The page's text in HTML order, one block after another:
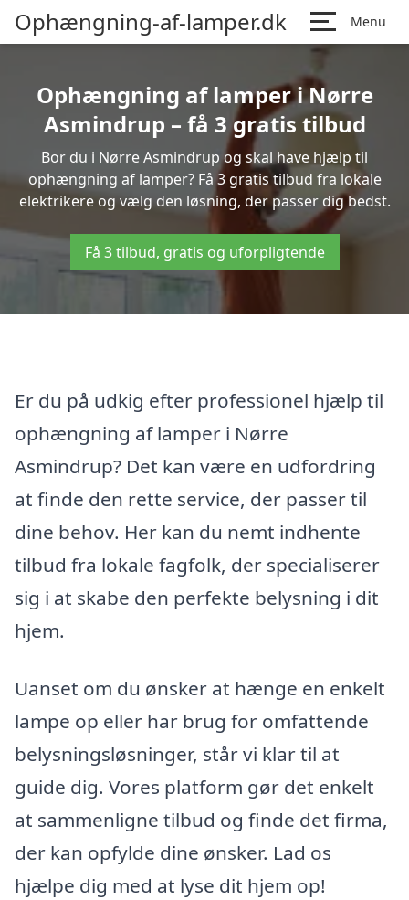
Ophængning-af-lamper.dk Menu
Ophængning af lamper i Nørre
Asmindrup – få 3 gratis tilbud
Bor du i Nørre Asmindrup og skal have hjælp til
ophængning af lamper? Få 3 gratis tilbud fra lokale
elektrikere og vælg den løsning, der passer dig bedst.
Få 3 tilbud, gratis og uforpligtende
Er du på udkig efter professionel hjælp til
ophængning af lamper i Nørre
Asmindrup? Det kan være en udfordring
at finde den rette service, der passer til
dine behov. Her kan du nemt indhente
tilbud fra lokale fagfolk, der specialiserer
sig i at skabe den perfekte belysning i dit
hjem.
Uanset om du ønsker at hænge en enkelt
lampe op eller har brug for omfattende
belysningsløsninger, står vi klar til at
guide dig. Vores platform gør det enkelt
at sammenligne tilbud og finde det firma,
der kan opfylde dine ønsker. Lad os
hjælpe dig med at lyse dit hjem op!